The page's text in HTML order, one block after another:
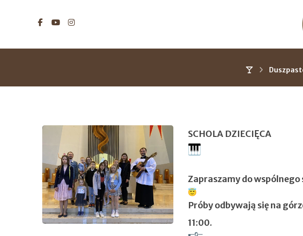
SCHOLA DZIECIĘCA
Zapraszamy do wspólnego
Próby odbywają się na
11:00.